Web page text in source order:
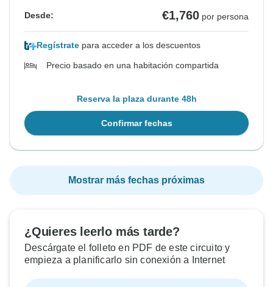
Desde: €1,760 por persona
Regístrate para acceder a los descuentos
Precio basado en una habitación compartida
Reserva la plaza durante 48h
Confirmar fechas
Mostrar más fechas próximas
¿Quieres leerlo más tarde?
Descárgate el folleto en PDF de este circuito y
empieza a planificarlo sin conexión a Internet